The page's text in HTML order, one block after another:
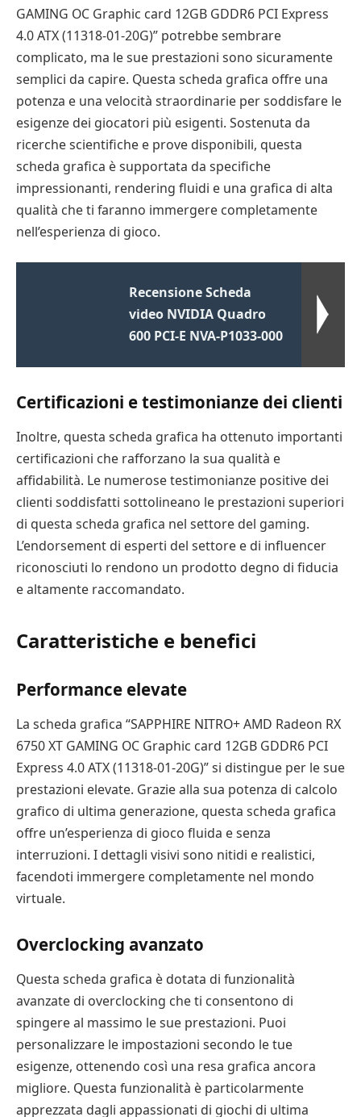
GAMING OC Graphic card 12GB GDDR6 PCI Express
4.0 ATX (11318-01-20G)” potrebbe sembrare
complicato, ma le sue prestazioni sono sicuramente
semplici da capire. Questa scheda grafica offre una
potenza e una velocità straordinarie per soddisfare le
esigenze dei giocatori più esigenti. Sostenuta da
ricerche scientifiche e prove disponibili, questa
scheda grafica è supportata da specifiche
impressionanti, rendering fluidi e una grafica di alta
qualità che ti faranno immergere completamente
nell’esperienza di gioco.
Recensione Scheda
video NVIDIA Quadro
600 PCI-E NVA-P1033-000
Certificazioni e testimonianze dei clienti
Inoltre, questa scheda grafica ha ottenuto importanti
certificazioni che rafforzano la sua qualità e
affidabilità. Le numerose testimonianze positive dei
clienti soddisfatti sottolineano le prestazioni superiori
di questa scheda grafica nel settore del gaming.
L’endorsement di esperti del settore e di influencer
riconosciuti lo rendono un prodotto degno di fiducia
e altamente raccomandato.
Caratteristiche e benefici
Performance elevate
La scheda grafica “SAPPHIRE NITRO+ AMD Radeon RX
6750 XT GAMING OC Graphic card 12GB GDDR6 PCI
Express 4.0 ATX (11318-01-20G)” si distingue per le sue
prestazioni elevate. Grazie alla sua potenza di calcolo
grafico di ultima generazione, questa scheda grafica
offre un’esperienza di gioco fluida e senza
interruzioni. I dettagli visivi sono nitidi e realistici,
facendoti immergere completamente nel mondo
virtuale.
Overclocking avanzato
Questa scheda grafica è dotata di funzionalità
avanzate di overclocking che ti consentono di
spingere al massimo le sue prestazioni. Puoi
personalizzare le impostazioni secondo le tue
esigenze, ottenendo così una resa grafica ancora
migliore. Questa funzionalità è particolarmente
apprezzata dagli appassionati di giochi di ultima